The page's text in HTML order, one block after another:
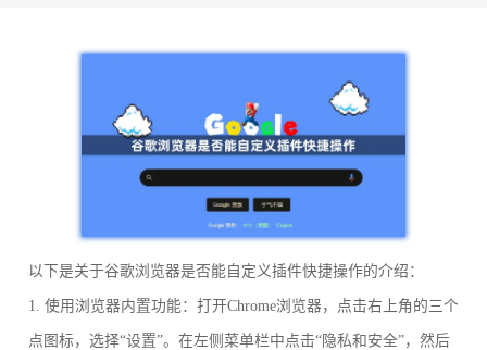
以下是关于谷歌浏览器是否能自定义插件快捷操作的介绍：
1. 使用浏览器内置功能：打开Chrome浏览器，点击右上角的三个
点图标，选择“设置”。在左侧菜单栏中点击“隐私和安全”，然后